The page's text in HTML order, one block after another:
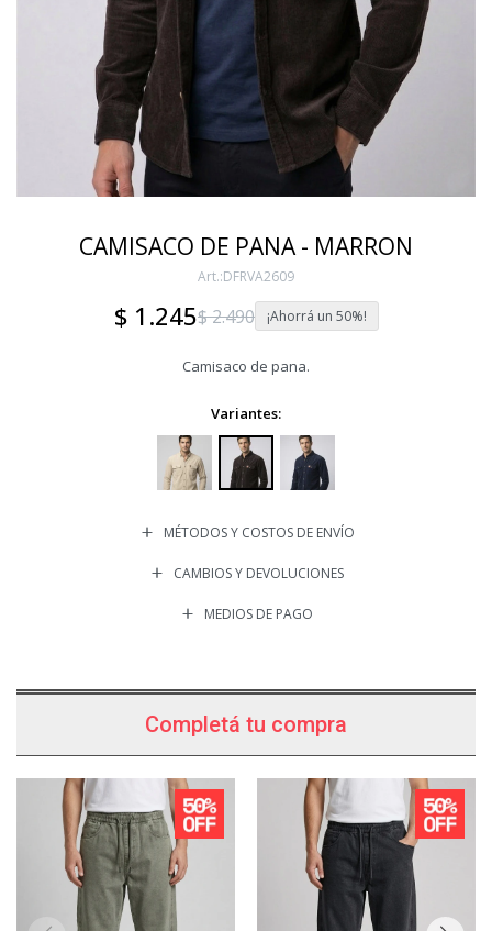
CAMISACO DE PANA - MARRON
DFRVA2609
$ 1.245$2.490 50
Camisaco de pana.
Variantes:
MÉTODOS Y COSTOS DE ENVÍO
CAMBIOS Y DEVOLUCIONES
MEDIOS DE PAGO
Completá tu compra